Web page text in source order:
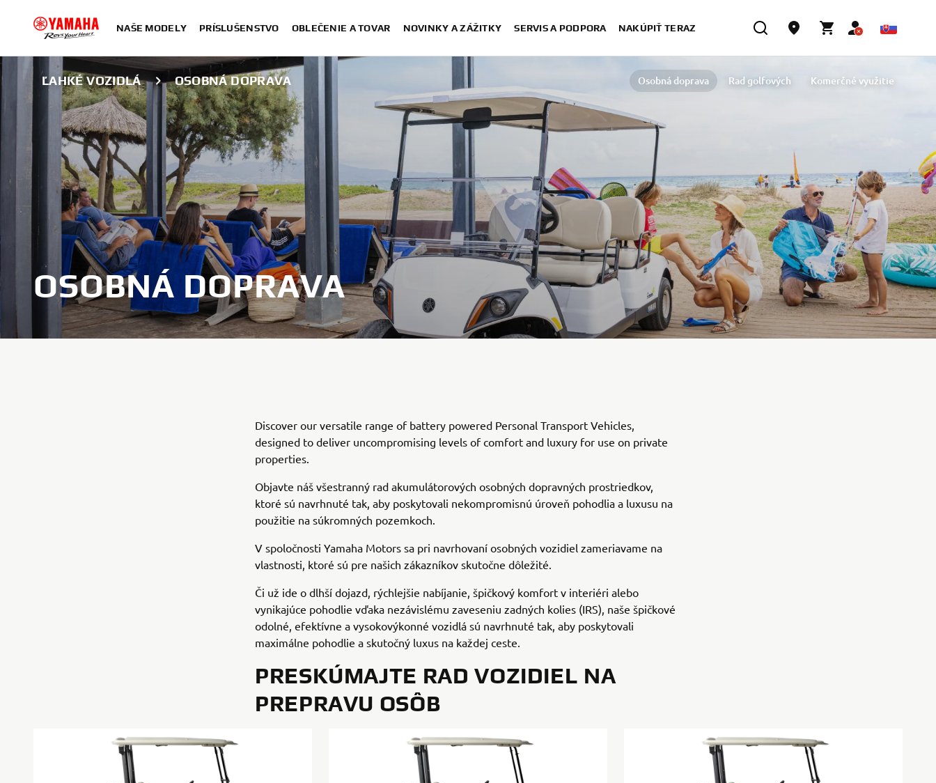
NAŠE MODELY PRÍSLUŠENSTVO OBLEČENIE A TOVAR NOVINKY A ZÁŽITKY SERVIS A PODPORA NAKÚPIŤ TERAZ
ĽAHKÉ VOZIDLÁ OSOBNÁ DOPRAVA Osobná doprava Rad golfových Komerčné využitie
OSOBNÁ DOPRAVA
Discover our versatile range of battery powered Personal Transport Vehicles,
designed to deliver uncompromising levels of comfort and luxury for use on private
properties.
Objavte náš všestranný rad akumulátorových osobných dopravných prostriedkov,
ktoré sú navrhnuté tak, aby poskytovali nekompromisnú úroveň pohodlia a luxusu na
použitie na súkromných pozemkoch.
V spoločnosti Yamaha Motors sa pri navrhovaní osobných vozidiel zameriavame na
vlastnosti, ktoré sú pre našich zákazníkov skutočne dôležité.
Či už ide o dlhší dojazd, rýchlejšie nabíjanie, špičkový komfort v interiéri alebo
vynikajúce pohodlie vďaka nezávislému zaveseniu zadných kolies (IRS), naše špičkové
odolné, efektívne a vysokovýkonné vozidlá sú navrhnuté tak, aby poskytovali
maximálne pohodlie a skutočný luxus na každej ceste.
PRESKÚMAJTE RAD VOZIDIEL NA
PREPRAVU OSÔB